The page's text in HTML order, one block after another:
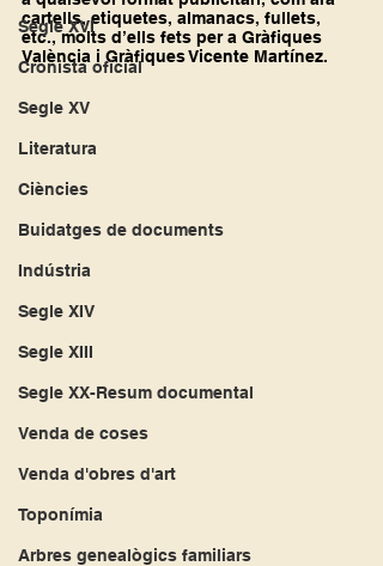
Segle XVI
Cronista oficial
Segle XV
Literatura
Ciències
Buidatges de documents
Indústria
Segle XIV
Segle XIII
Segle XX-Resum documental
Venda de coses
Venda d'obres d'art
Toponímia
Arbres genealògics familiars
cartells, etiquetes, almanacs, fullets,
etc., molts d’ells fets per a Gràfiques
València i Gràfiques Vicente Martínez.